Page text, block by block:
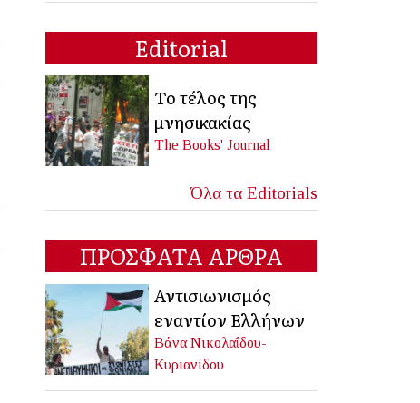
Editorial
Το τέλος της
μνησικακίας
The Books' Journal
Όλα τα Editorials
ΠΡΟΣΦΑΤΑ ΑΡΘΡΑ
Αντισιωνισμός
εναντίον Ελλήνων
Βάνα Νικολαΐδου-
Κυριανίδου